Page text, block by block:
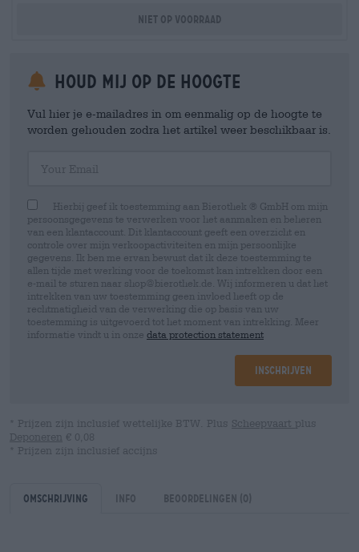
Niet op voorraad
Houd mij op de hoogte
Vul hier je e-mailadres in om eenmalig op de hoogte te
worden gehouden zodra het artikel weer beschikbaar is.
Hierbij geef ik toestemming aan Bierothek ® GmbH om mijn
persoonsgegevens te verwerken voor het aanmaken en beheren
van een klantaccount. Dit klantaccount geeft een overzicht en
controle over mijn verkoopactiviteiten en mijn persoonlijke
gegevens. Ik ben me ervan bewust dat ik deze toestemming te
allen tijde met werking voor de toekomst kan intrekken door een
e-mail te sturen naar shop@bierothek.de. Wij informeren u dat het
intrekken van uw toestemming geen invloed heeft op de
rechtmatigheid van de verwerking die op basis van uw
toestemming is uitgevoerd tot het moment van intrekking. Meer
informatie vindt u in onze data protection statement
Inschrijven
* Prijzen zijn inclusief wettelijke BTW. Plus Scheepvaart plus
Deponeren € 0,08
* Prijzen zijn inclusief accijns
Omschrijving Info Beoordelingen (0)